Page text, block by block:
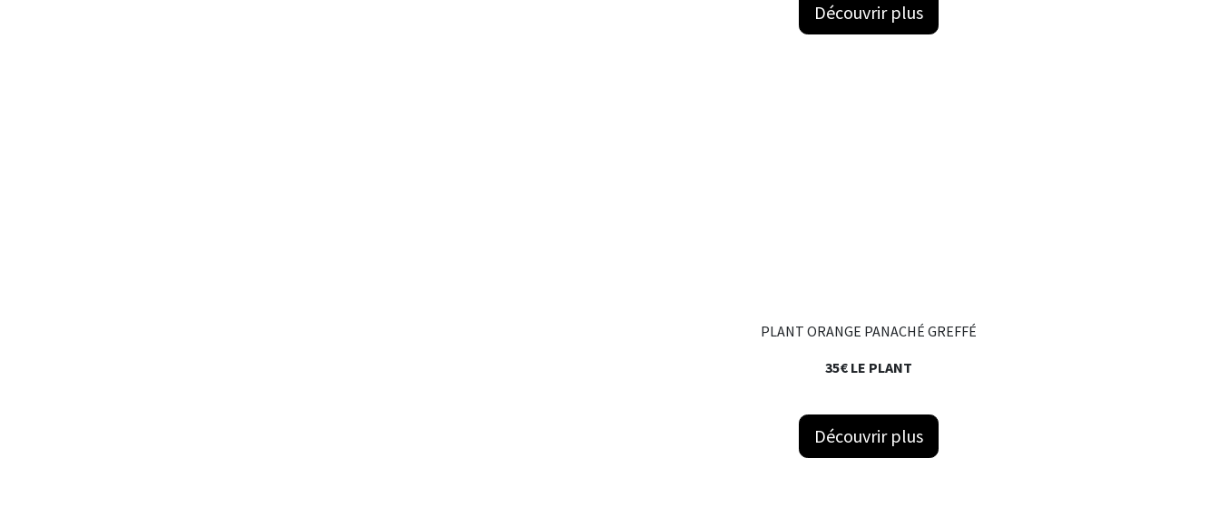
Découvrir plus
PLANT ORANGE PANACHÉ GREFFÉ
35€ LE PLANT
Découvrir plus